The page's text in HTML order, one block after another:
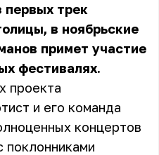
первых трек
в ноябрьские
примет участие
фестивалях.
проекта
и его команда
концертов
поклонниками